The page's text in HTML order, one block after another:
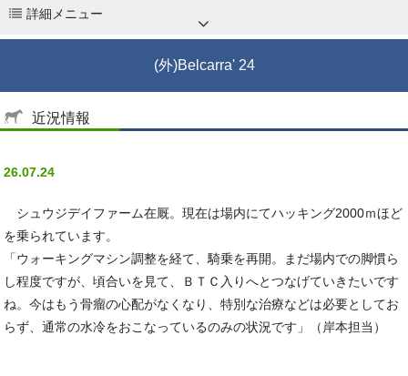
詳細メニュー
(外)Belcarra' 24
近況情報
26.07.24
シュウジデイファーム在厩。現在は場内にてハッキング2000ｍほど
を乗られています。
「ウォーキングマシン調整を経て、騎乗を再開。まだ場内での脚慣ら
し程度ですが、頃合いを見て、ＢＴＣ入りへとつなげていきたいです
ね。今はもう骨瘤の心配がなくなり、特別な治療などは必要としてお
らず、通常の水冷をおこなっているのみの状況です」（岸本担当）